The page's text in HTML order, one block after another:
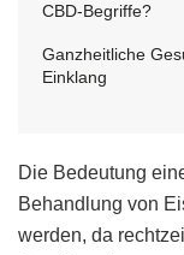
CBD-Begriffe?
Ganzheitliche
Einklang
Die Bedeutung
Behandlung von
werden, da